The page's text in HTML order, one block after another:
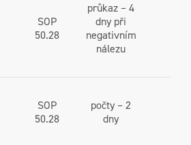
SOP
50.28
průkaz – 4
dny při
negativním
nálezu
SOP
50.28
počty – 2
dny